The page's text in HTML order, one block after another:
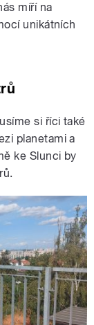
míří na
unikátních
si říci také
planetami a
ke Slunci by